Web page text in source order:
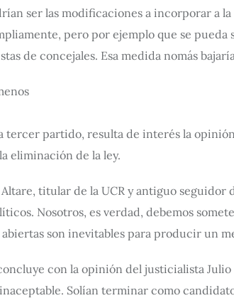
ser las modificaciones a incorporar a
pero por ejemplo que se
de concejales. Esa medida nomás
tercer partido, resulta de interés la
eliminación de la ley.
Altare, titular de la UCR y antiguo seguidor
Nosotros, es verdad, debemos
son inevitables para producir un
con la opinión del justicialista
Solían terminar como